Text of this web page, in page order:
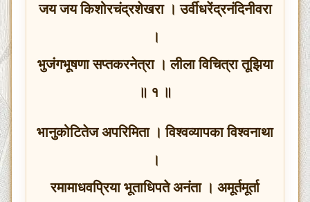
जय जय किशोरचंद्रशेखरा । उर्वीधरेंद्रनंदिनीवरा
।
भुजंगभूषणा सप्तकरनेत्रा । लीला विचित्रा तूझिया
॥ १ ॥
भानुकोटितेज अपरिमिता । विश्वव्यापका विश्वनाथा
।
रमामाधवप्रिया भूताधिपते अनंता । अमूर्तमूर्ता